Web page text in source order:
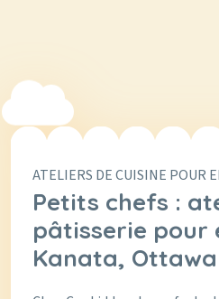
ATELIERS DE CUISINE POUR
Petits chefs :
pâtisserie pour
Kanata, Ottawa